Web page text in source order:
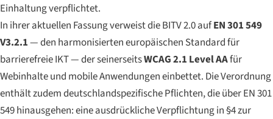
Einhaltung verpflichtet.
In ihrer aktuellen Fassung verweist die BITV 2.0 aufEN 301 549
V3.2.1— den harmonisierten europäischen Standard für
barrierefreie IKT — der seinerseitsWCAG 2.1 Level AAfür
Webinhalte und mobile Anwendungen einbettet. Die Verordnung
enthält zudem deutschlandspezifische Pflichten, die über EN 301
549 hinausgehen: eine ausdrückliche Verpflichtung in §4 zur